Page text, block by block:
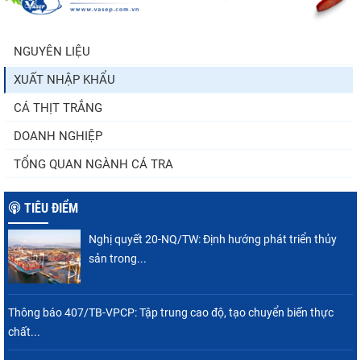
tăng nhẹ, áp lực mới...
NGUYÊN LIỆU
XUẤT NHẬP KHẨU
CÁ THỊT TRẮNG
DOANH NGHIỆP
TỔNG QUAN NGÀNH CÁ TRA
TIÊU ĐIỂM
Nghị quyết 20-NQ/TW: Định hướng phát triển thủy
sản trong...
Thông báo 407/TB-VPCP: Tập trung cao độ, tạo chuyển biến thực
chất...